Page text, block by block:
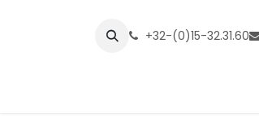
+32-(0)15-32.31.60